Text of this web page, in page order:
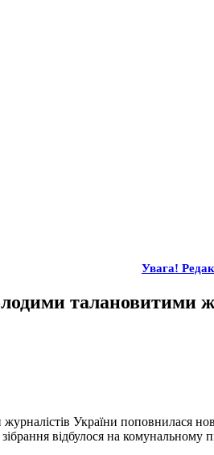
Увага!
талановитими
журналістів України
відбулося на